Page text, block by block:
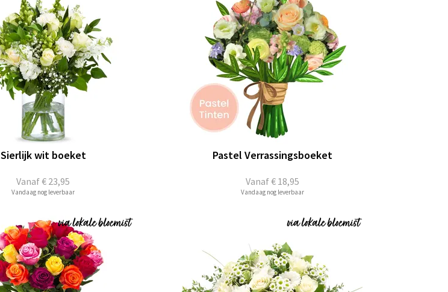
Vanaf€ 23,95
Sierlijk wit boeket
Vandaag nog leverbaar
Vanaf€ 18,95
Pastel Verrassingsboeket
Vandaag nog leverbaar